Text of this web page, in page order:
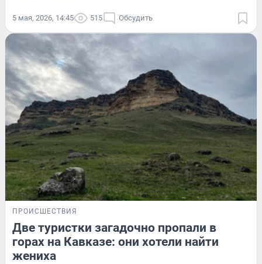
5 мая, 2026, 14:45 515 Обсудить
ПРОИСШЕСТВИЯ
Две туристки загадочно пропали в
горах на Кавказе: они хотели найти
жениха